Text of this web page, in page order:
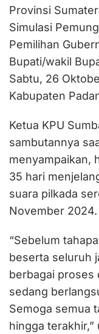
Provinsi
Simulasi
Pemilihan
Bupati/wakil
Sabtu, 26
Kabupaten
Ketua KPU
sambutannya
menyampaikan,
35 hari
suara pilkada
November 2024.
“Sebelum
beserta seluruh
berbagai proses
sedang
Semoga semua
hingga